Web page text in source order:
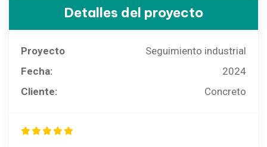
Detalles del proyecto
Proyecto
Seguimiento industrial
Fecha:
2024
Cliente:
Concreto